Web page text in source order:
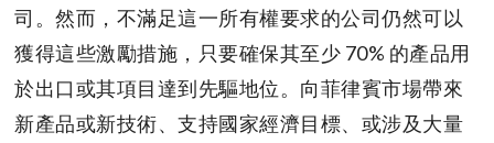
司。然而，不滿足這一所有權要求的公司仍然可以
獲得這些激勵措施，只要確保其至少 70% 的產品用
於出口或其項目達到先驅地位。向菲律賓市場帶來
新產品或新技術、支持國家經濟目標、或涉及大量